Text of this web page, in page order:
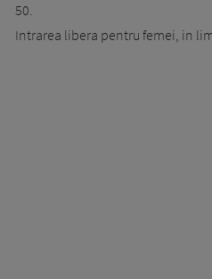
50.
Intrarea libera pentru femei, in